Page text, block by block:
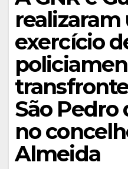
realizaram
exercício
São Pedro
no
Almeida